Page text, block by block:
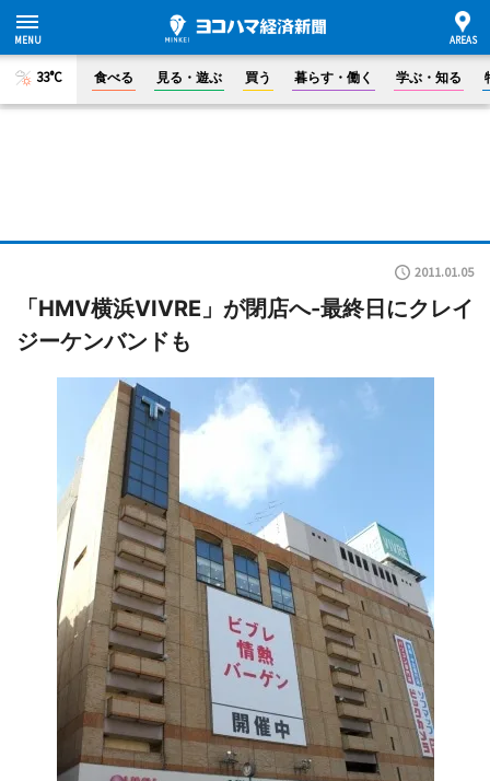
33°C 食べる 見る・遊ぶ 買う 暮らす・働く 学ぶ・知る
2011.01.05
「HMV横浜VIVRE」が閉店へ-最終日にクレイ
ジーケンバンドも